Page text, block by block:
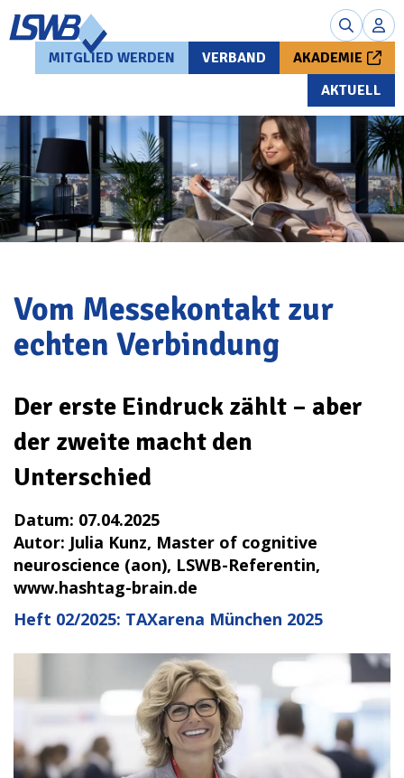
MITGLIED WERDEN VERBAND
AKADEMIE
AKTUELL
Vom Messekontakt zur
echten Verbindung
Der erste Eindruck zählt – aber
der zweite macht den
Unterschied
Datum: 07.04.2025
Autor: Julia Kunz, Master of cognitive
neuroscience (aon), LSWB-Referentin,
www.hashtag-brain.de
Heft 02/2025: TAXarena München 2025